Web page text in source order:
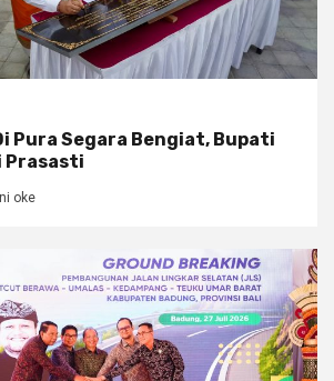
Pura Segara Bengiat, Bupati
Prasasti
oke